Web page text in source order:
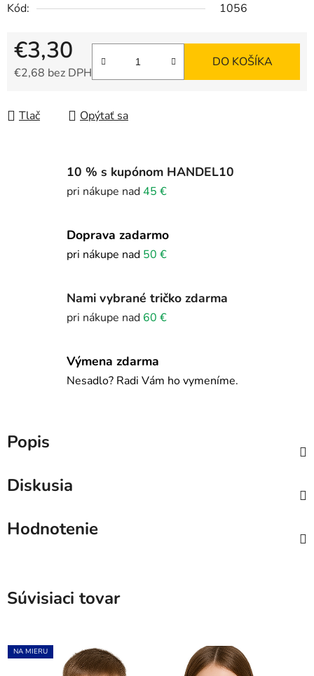
Kód:
1056
€3,30
€2,68 bez DPH
DO KOŠÍKA
Tlač Opýtať sa
10 % s kupónom HANDEL10
pri nákupe nad45 €
Doprava zadarmo
pri nákupe nad 50 €
Nami vybrané tričko zdarma
pri nákupe nad 60 €
Výmena zdarma
Nesadlo? Radi Vám ho vymeníme.
Popis
Diskusia
Hodnotenie
Súvisiaci tovar
NA MIERU